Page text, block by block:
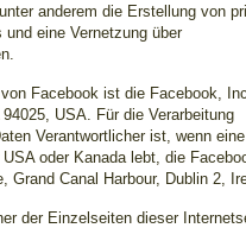
anderem die Erstellung von
eine Vernetzung über
Facebook ist die Facebook,
USA. Für die Verarbeitung
Verantwortlicher ist, wenn
oder Kanada lebt, die
Grand Canal Harbour, Dublin 2,
der Einzelseiten dieser